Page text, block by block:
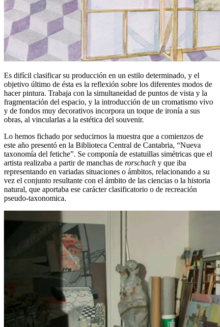
Es difícil clasificar su producción en un estilo determinado, y el
objetivo último de ésta es la reflexión sobre los diferentes modos de
hacer pintura. Trabaja con la simultaneidad de puntos de vista y la
fragmentación del espacio, y la introducción de un cromatismo vivo
y de fondos muy decorativos incorpora un toque de ironía a sus
obras, al vincularlas a la estética del souvenir.
Lo hemos fichado por seducirnos la muestra que a comienzos de
este año presentó en la Biblioteca Central de Cantabria, “Nueva
taxonomía del fetiche”. Se componía de estatuillas simétricas que el
artista realizaba a partir de manchas de rorschach y que iba
representando en variadas situaciones o ámbitos, relacionando a su
vez el conjunto resultante con el ámbito de las ciencias o la historia
natural, que aportaba ese carácter clasificatorio o de recreación
pseudo-taxonomica.